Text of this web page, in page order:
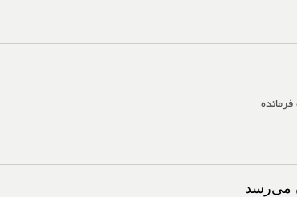
می‌رسد